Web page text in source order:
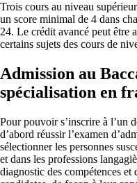
Trois cours au niveau
un score minimal de 4 dans
24. Le crédit avancé peut être
certains sujets des cours de
Admission au
spécialisation en
Pour pouvoir s’inscrire à l’un
d’abord réussir l’examen
sélectionner les personnes
et dans les professions
diagnostic des compétences et